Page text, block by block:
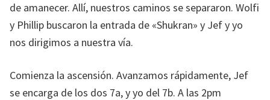
de amanecer. Allí, nuestros caminos se separaron. Wolfi
y Phillip buscaron la entrada de «Shukran» y Jef y yo
nos dirigimos a nuestra vía.
Comienza la ascensión. Avanzamos rápidamente, Jef
se encarga de los dos 7a, y yo del 7b. A las 2pm